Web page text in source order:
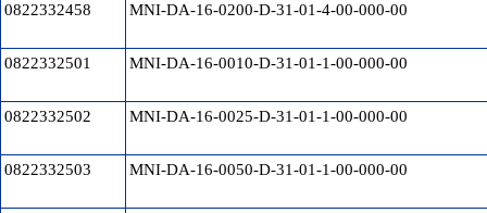
0822332458 MNI-DA-16-0200-D-31-01-4-00-000-00
0822332501 MNI-DA-16-0010-D-31-01-1-00-000-00
0822332502 MNI-DA-16-0025-D-31-01-1-00-000-00
0822332503 MNI-DA-16-0050-D-31-01-1-00-000-00